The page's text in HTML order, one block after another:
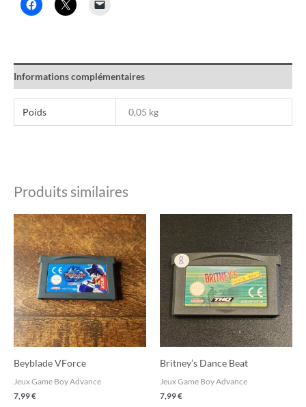
Informations complémentaires
Poids 0,05 kg
Produits similaires
Beyblade VForce
Jeux Game Boy Advance
7,99€
Britney’s Dance Beat
Jeux Game Boy Advance
7,99€